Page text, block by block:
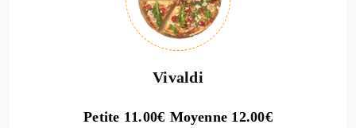
Vivaldi
Petite 11.00€ Moyenne 12.00€